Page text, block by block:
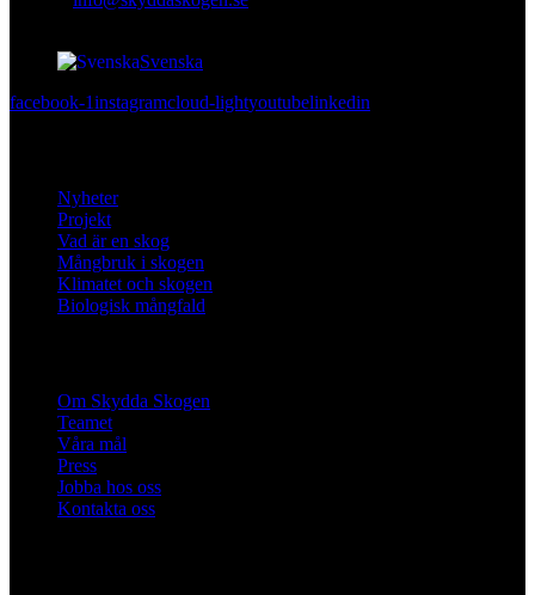
Svenska
facebook-1instagramcloud-lightyoutubelinkedin
Nyheter
Projekt
Vad är en skog
Mångbruk i skogen
Klimatet och skogen
Biologisk mångfald
Om Skydda Skogen
Teamet
Våra mål
Press
Jobba hos oss
Kontakta oss